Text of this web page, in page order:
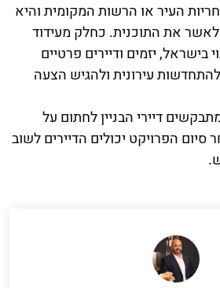
העיר או הרשות המקומית והיא
את התוכנית. כחלק מעידוד
בישראל, יזמים ודיירים פרטיים
עירונית ולהגיש הצעה
דיירי הבניין לחתום על
הפרויקט יכולים הדיירים לשוב